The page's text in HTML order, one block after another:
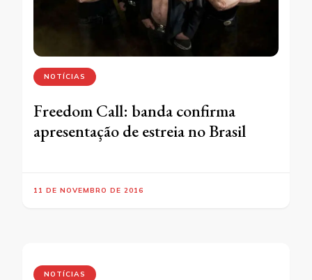
NOTÍCIAS
Freedom Call: banda confirma
apresentação de estreia no Brasil
11 DE NOVEMBRO DE 2016
NOTÍCIAS